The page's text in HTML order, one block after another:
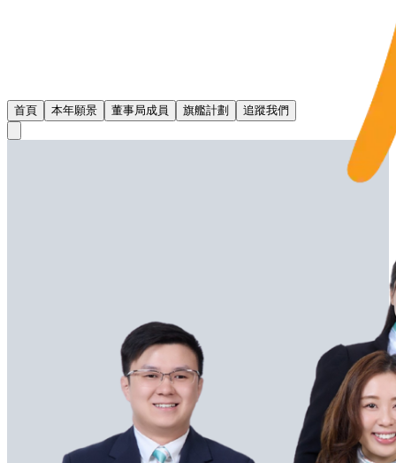
首頁 本年願景 董事局成員 旗艦計劃 追蹤我們